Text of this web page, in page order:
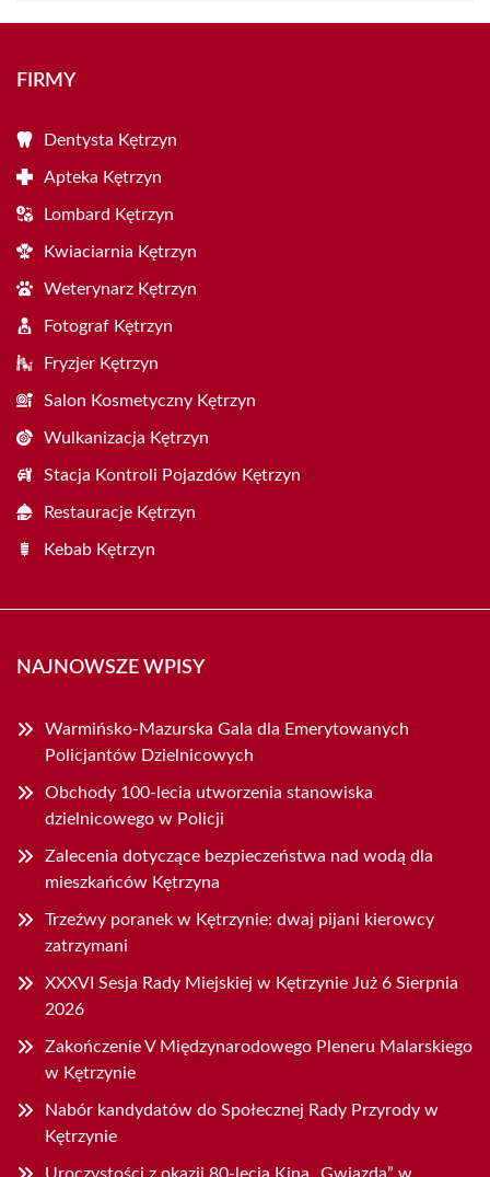
FIRMY
Dentysta Kętrzyn
Apteka Kętrzyn
Lombard Kętrzyn
Kwiaciarnia Kętrzyn
Weterynarz Kętrzyn
Fotograf Kętrzyn
Fryzjer Kętrzyn
Salon Kosmetyczny Kętrzyn
Wulkanizacja Kętrzyn
Stacja Kontroli Pojazdów Kętrzyn
Restauracje Kętrzyn
Kebab Kętrzyn
NAJNOWSZE WPISY
Warmińsko-Mazurska Gala dla Emerytowanych
Policjantów Dzielnicowych
Obchody 100-lecia utworzenia stanowiska
dzielnicowego w Policji
Zalecenia dotyczące bezpieczeństwa nad wodą dla
mieszkańców Kętrzyna
Trzeźwy poranek w Kętrzynie: dwaj pijani kierowcy
zatrzymani
XXXVI Sesja Rady Miejskiej w Kętrzynie Już 6 Sierpnia
2026
Zakończenie V Międzynarodowego Pleneru Malarskiego
w Kętrzynie
Nabór kandydatów do Społecznej Rady Przyrody w
Kętrzynie